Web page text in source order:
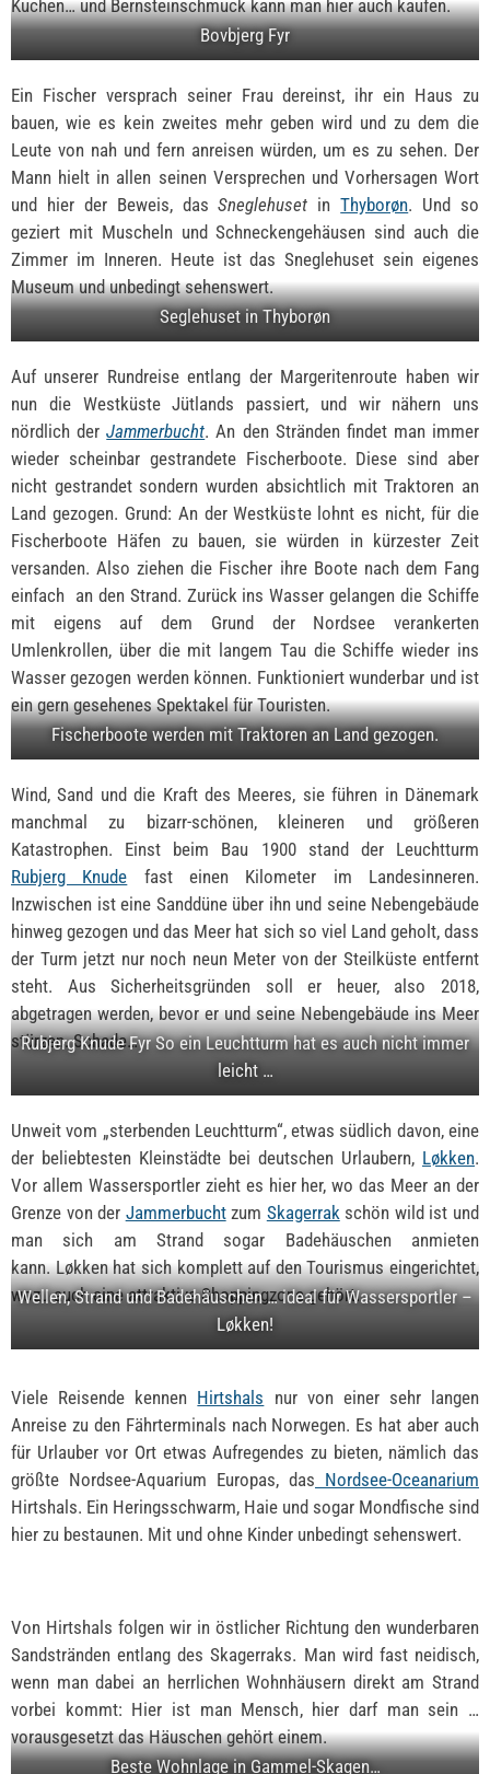
Kuchen… und Bernsteinschmuck kann man hier auch kaufen.
Bovbjerg Fyr
Ein Fischer versprach seiner Frau dereinst, ihr ein Haus zu
bauen, wie es kein zweites mehr geben wird und zu dem die
Leute von nah und fern anreisen würden, um es zu sehen. Der
Mann hielt in allen seinen Versprechen und Vorhersagen Wort
und hier der Beweis, dasSneglehuset inThyborøn. Und so
geziert mit Muscheln und Schneckengehäusen sind auch die
Zimmer im Inneren. Heute ist das Sneglehuset sein eigenes
Museum und unbedingt sehenswert.
Seglehuset in Thyborøn
Auf unserer Rundreise entlang der Margeritenroute haben wir
nun die Westküste Jütlands passiert, und wir nähern uns
nördlich derJammerbucht. An den Stränden findet man immer
wieder scheinbar gestrandete Fischerboote. Diese sind aber
nicht gestrandet sondern wurden absichtlich mit Traktoren an
Land gezogen. Grund: An der Westküste lohnt es nicht, für die
Fischerboote Häfen zu bauen, sie würden in kürzester Zeit
versanden. Also ziehen die Fischer ihre Boote nach dem Fang
einfach an den Strand. Zurück ins Wasser gelangen die Schiffe
mit eigens auf dem Grund der Nordsee verankerten
Umlenkrollen, über die mit langem Tau die Schiffe wieder ins
Wasser gezogen werden können. Funktioniert wunderbar und ist
ein gern gesehenes Spektakel für Touristen.
Fischerboote werden mit Traktoren an Land gezogen.
Wind, Sand und die Kraft des Meeres, sie führen in Dänemark
manchmal zu bizarr-schönen, kleineren und größeren
Katastrophen. Einst beim Bau 1900 stand der Leuchtturm
Rubjerg Knude fast einen Kilometer im Landesinneren.
Inzwischen ist eine Sanddüne über ihn und seine Nebengebäude
hinweg gezogen und das Meer hat sich so viel Land geholt, dass
der Turm jetzt nur noch neun Meter von der Steilküste entfernt
steht. Aus Sicherheitsgründen soll er heuer, also 2018,
abgetragen werden, bevor er und seine Nebengebäude ins Meer
stürzen. Schade…
Rubjerg Knude Fyr So ein Leuchtturm hat es auch nicht immer
leicht …
Unweit vom „sterbenden Leuchtturm“, etwas südlich davon, eine
der beliebtesten Kleinstädte bei deutschen Urlaubern, Løkken.
Vor allem Wassersportler zieht es hier her, wo das Meer an der
Grenze von der Jammerbuchtzum Skagerrakschön wild ist und
man sich am Strand sogar Badehäuschen anmieten
kann. Løkken hat sich komplett auf den Tourismus eingerichtet,
wozu auch eine attraktive Shoppingzone gehört.
Wellen, Strand und Badehäuschen … ideal für Wassersportler –
Løkken!
Viele Reisende kennen Hirtshals nur von einer sehr langen
Anreise zu den Fährterminals nach Norwegen. Es hat aber auch
für Urlauber vor Ort etwas Aufregendes zu bieten, nämlich das
größte Nordsee-Aquarium Europas, das Nordsee-Oceanarium
Hirtshals. Ein Heringsschwarm, Haie und sogar Mondfische sind
hier zu bestaunen. Mit und ohne Kinder unbedingt sehenswert.
Von Hirtshals folgen wir in östlicher Richtung den wunderbaren
Sandstränden entlang des Skagerraks. Man wird fast neidisch,
wenn man dabei an herrlichen Wohnhäusern direkt am Strand
vorbei kommt: Hier ist man Mensch, hier darf man sein …
vorausgesetzt das Häuschen gehört einem.
Beste Wohnlage in Gammel-Skagen…